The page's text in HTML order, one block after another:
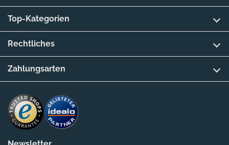
Top-Kategorien
Rechtliches
Zahlungsarten